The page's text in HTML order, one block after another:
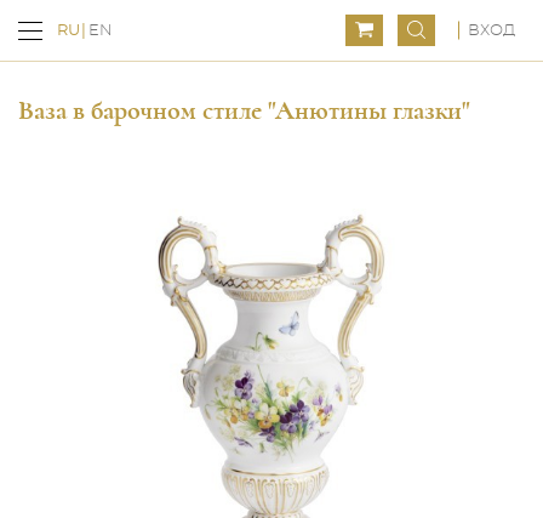
RU EN ВХОД
Ваза в барочном стиле "Анютины глазки"